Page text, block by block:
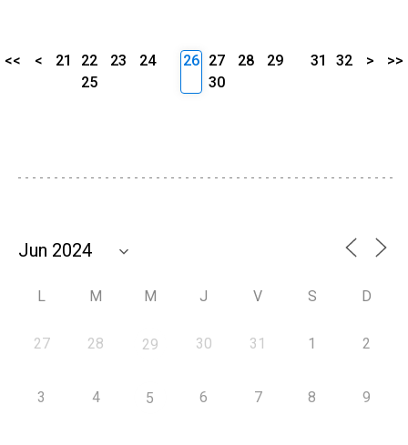
<< < 21 22 23
24
25
26 27 28
29
30
31 32 > >>
L M M J V S D
27 28 29 30 31 1 2
3 4 5 6 7 8 9